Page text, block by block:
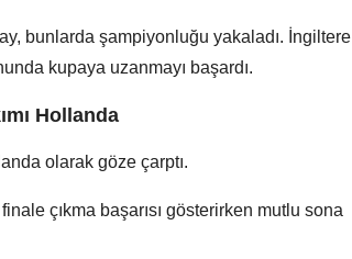
bunlarda şampiyonluğu yakaladı. İngiltere
kupaya uzanmayı başardı.
Hollanda
olarak göze çarptı.
çıkma başarısı gösterirken mutlu sona